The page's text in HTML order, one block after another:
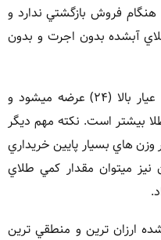
هنگام فروش بازگشتي ندارد و
آبشده بدون اجرت و بدون
علاوه بر اين، طلاي آبشده معمولا با عيار بالا (۲۴) عرضه ميشود و
بيشتر است. نکته مهم ديگر
هاي بسيار پايين خريداري
ميتوان مقدار کمي طلاي
ارزان ترين و منطقي ترين